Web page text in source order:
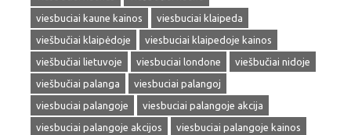
viesbuciai kaune kainos
viesbuciai klaipeda
viešbučiai klaipėdoje
viesbuciai klaipedoje kainos
viešbučiai lietuvoje
viesbuciai londone
viešbučiai nidoje
viešbučiai palanga
viesbuciai palangoj
viesbuciai palangoje
viesbuciai palangoje akcija
viesbuciai palangoje akcijos
viesbuciai palangoje kainos